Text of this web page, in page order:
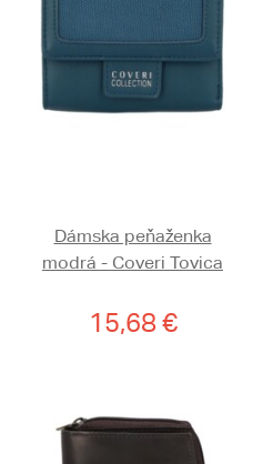
Dámska peňaženka
modrá - Coveri Tovica
15,68 €